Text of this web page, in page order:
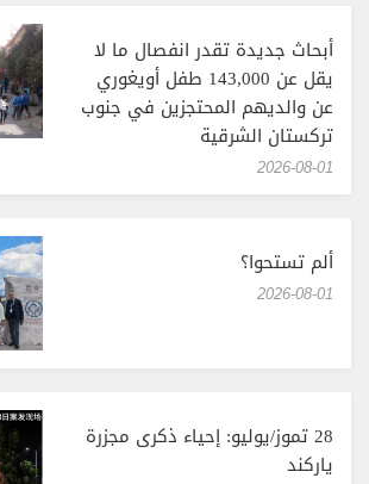
أبحاث جديدة تقدر انفصال ما لا
يقل عن 143,000 طفل أويغوري
عن والديهم المحتجزين في جنوب
تركستان الشرقية
‎2026-08-01
ألم تستحوا؟
‎2026-08-01
28 تموز/يوليو: إحياء ذكرى مجزرة
ياركند